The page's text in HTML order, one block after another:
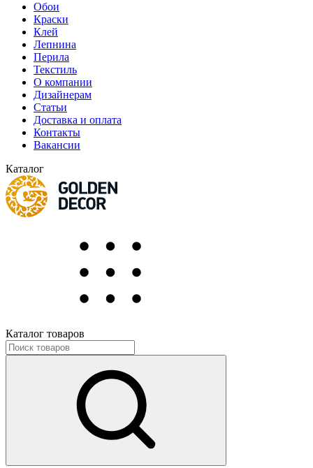
Обои
Краски
Клей
Лепнина
Перила
Текстиль
О компании
Дизайнерам
Статьи
Доставка и оплата
Контакты
Вакансии
Каталог
Каталог товаров